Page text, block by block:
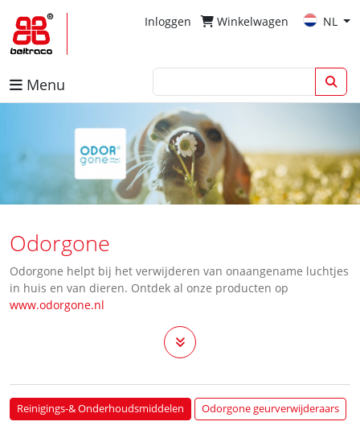
Inloggen Winkelwagen NL
Menu
Odorgone
Odorgone helpt bij het verwijderen van onaangename luchtjes
in huis en van dieren. Ontdek al onze producten op
www.odorgone.nl
Reinigings-& Onderhoudsmiddelen Odorgone geurverwijderaars